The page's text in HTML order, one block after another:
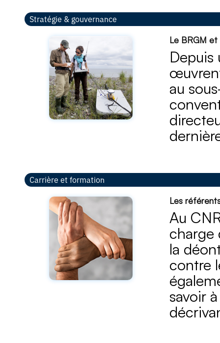
Stratégie & gouvernance
Le BRGM
Depuis
au
Carrière et formation
Les
Au
charge
la
contre
savoir